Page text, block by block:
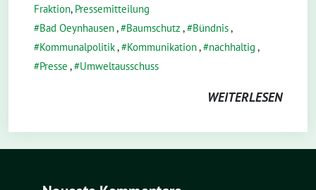
Fraktion, Pressemitteilung
Bad Oeynhausen, Baumschutz , Bündnis,
Kommunalpolitik, Kommunikation, nachhaltig ,
Presse , Umweltausschuss
WEITERLESEN